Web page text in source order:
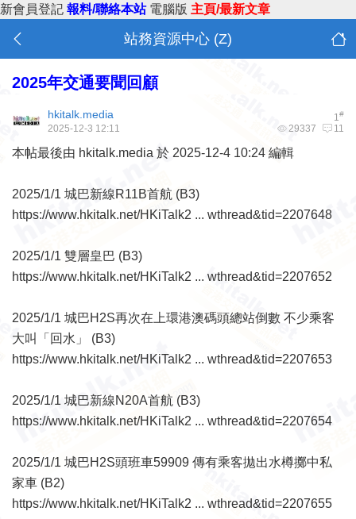
新會員登記 報料/聯絡本站 電腦版 主頁/最新文章
站務資源中心 (Z)
2025年交通要聞回顧
1#
hkitalk.media
29337 11
2025-12-3 12:11
本帖最後由 hkitalk.media 於 2025-12-4 10:24 編輯
2025/1/1 城巴新線R11B首航 (B3)
https://www.hkitalk.net/HKiTalk2 ... wthread&tid=2207648
2025/1/1 雙層皇巴 (B3)
https://www.hkitalk.net/HKiTalk2 ... wthread&tid=2207652
2025/1/1 城巴H2S再次在上環港澳碼頭總站倒數 不少乘客
大叫「回水」 (B3)
https://www.hkitalk.net/HKiTalk2 ... wthread&tid=2207653
2025/1/1 城巴新線N20A首航 (B3)
https://www.hkitalk.net/HKiTalk2 ... wthread&tid=2207654
2025/1/1 城巴H2S頭班車59909 傳有乘客拋出水樽擲中私
家車 (B2)
https://www.hkitalk.net/HKiTalk2 ... wthread&tid=2207655